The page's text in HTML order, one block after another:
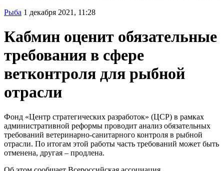
Рыба 1 декабря 2021, 11:28
Кабмин оценит обязательные
требования в сфере
ветконтроля для рыбной
отрасли
Фонд «Центр стратегических разработок» (ЦСР) в рамках
административной реформы проводит анализ обязательных
требований ветеринарно-санитарного контроля в рыбной
отрасли. По итогам этой работы часть требований может быть
отменена, другая – продлена.